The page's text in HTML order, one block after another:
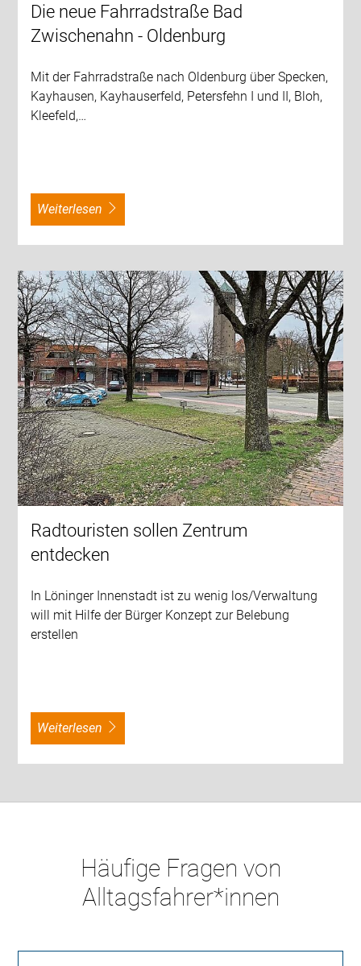
Die neue Fahrradstraße Bad
Zwischenahn - Oldenburg
Mit der Fahrradstraße nach Oldenburg über Specken,
Kayhausen, Kayhauserfeld, Petersfehn I und II, Bloh,
Kleefeld,…
weiterlesen
Radtouristen sollen Zentrum
entdecken
In Löninger Innenstadt ist zu wenig los/Verwaltung
will mit Hilfe der Bürger Konzept zur Belebung
erstellen
weiterlesen
Häufige Fragen von
Alltagsfahrer*innen